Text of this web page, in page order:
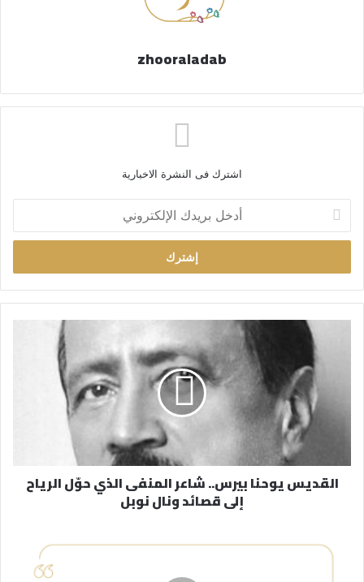
zhooraladab
اشترك فى النشرة الاخبارية
خ
ب
ر
القديس يوحنا بيرس.. شاعر المنفى الذي حوّل الرياح
إلى قصائد ونال نوبل